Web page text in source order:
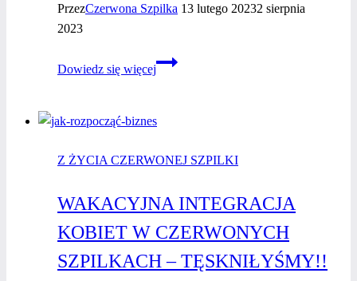
PrzezCzerwona Szpilka 13 lutego 20232 sierpnia
2023
Dowiedz się więcej
Bądź
warto
w spotkaniach
Z ŻYCIA CZERWONEJ SZPILKI
WAKACYJNA INTEGRACJA
KOBIET W CZERWONYCH
SZPILKACH – TĘSKNIŁYŚMY!!